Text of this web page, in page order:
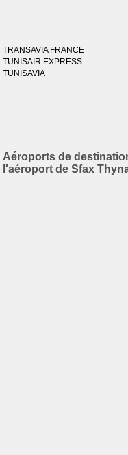
TRANSAVIA FRANCE
TUNISAIR EXPRESS
TUNISAVIA
Aéroports de
l'aéroport de Sfax